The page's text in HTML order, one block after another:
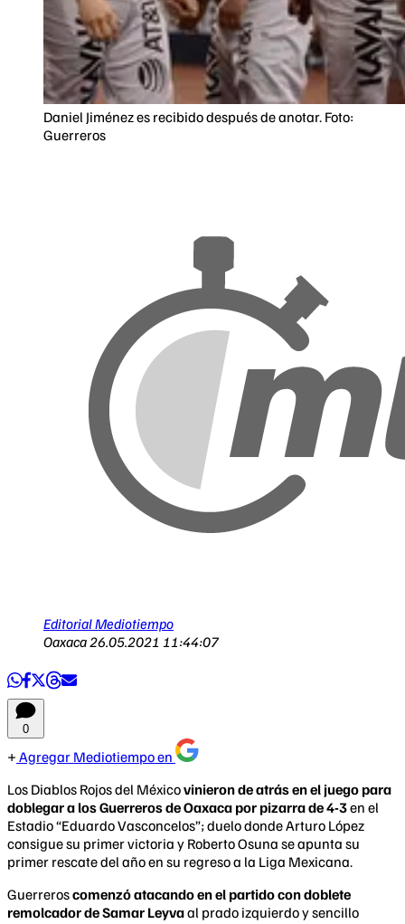
Daniel Jiménez es recibido después de anotar. Foto:
Guerreros
Editorial Mediotiempo
Oaxaca26.05.2021 11:44:07
0
Agregar Mediotiempo en
Los Diablos Rojos del Méxicovinieron de atrás en el juego para
doblegar a los Guerreros de Oaxaca por pizarra de 4-3en el
Estadio “Eduardo Vasconcelos”; duelo donde Arturo López
consigue su primer victoria y Roberto Osuna se apunta su
primer rescate del año en su regreso a la Liga Mexicana.
Guerreroscomenzó atacando en el partido con doblete
remolcador de Samar Leyvaal prado izquierdo y sencillo